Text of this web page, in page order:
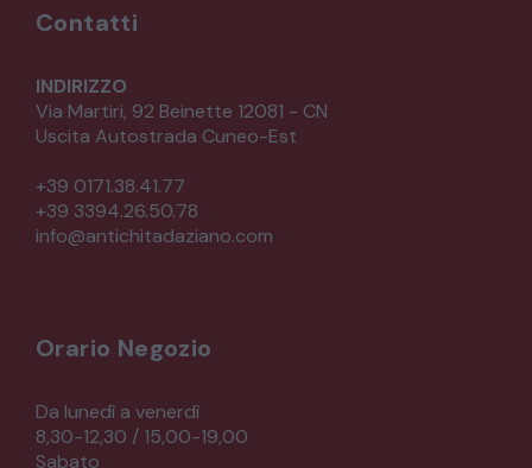
Contatti
INDIRIZZO
Via Martiri, 92 Beinette 12081 - CN
Uscita Autostrada Cuneo-Est
+39 0171.38.41.77
+39 3394.26.50.78
info@antichitadaziano.com
Orario Negozio
Da lunedì a venerdì
8,30-12,30 / 15,00-19,00
Sabato